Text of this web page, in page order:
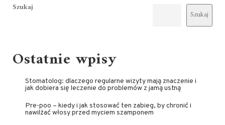
Szukaj
Szukaj
Ostatnie wpisy
Stomatolog: dlaczego regularne wizyty mają znaczenie i
jak dobiera się leczenie do problemów z jamą ustną
Pre-poo – kiedy i jak stosować ten zabieg, by chronić i
nawilżać włosy przed myciem szamponem